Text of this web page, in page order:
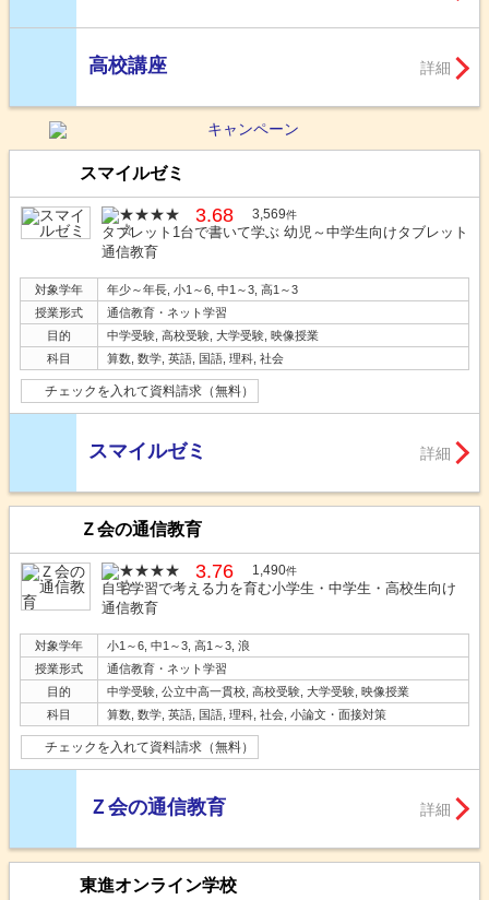
高校講座 詳細
スマイルゼミ
3.68 3,569件
タブレット1台で書いて学ぶ 幼児～中学生向けタブレット
通信教育
対象学年
年少～年長, 小1～6, 中1～3, 高1～3
授業形式
通信教育・ネット学習
目的
中学受験, 高校受験, 大学受験, 映像授業
科目
算数, 数学, 英語, 国語, 理科, 社会
チェックを入れて資料請求（無料）
スマイルゼミ 詳細
Ｚ会の通信教育
3.76 1,490件
自宅学習で考える力を育む小学生・中学生・高校生向け
通信教育
対象学年
小1～6, 中1～3, 高1～3, 浪
授業形式
通信教育・ネット学習
目的
中学受験, 公立中高一貫校, 高校受験, 大学受験, 映像授業
科目
算数, 数学, 英語, 国語, 理科, 社会, 小論文・面接対策
チェックを入れて資料請求（無料）
Ｚ会の通信教育 詳細
東進オンライン学校